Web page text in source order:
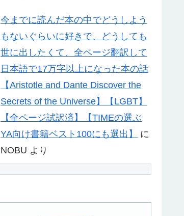
今までに読んだ本の中でどうしよう
もないぐらいに好きで、どうしても
世に出したくて、全ページ翻訳して
日本語で17万字以上になった本の話
【Aristotle and Dante Discover the
Secrets of the Universe】【LGBT】
【全ページ試訳済】【TIMEの選ぶ
YA向け書籍ベスト100にも選出】
に
NOBU より